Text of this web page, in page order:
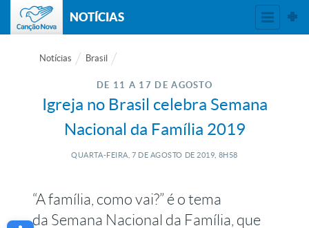
NOTÍCIAS
Notícias Brasil
DE 11 A 17 DE AGOSTO
Igreja no Brasil celebra Semana
Nacional da Família 2019
QUARTA-FEIRA, 7 DE AGOSTO DE 2019, 8H58
“A família, como vai?” é o tema
da Semana Nacional da Família, que